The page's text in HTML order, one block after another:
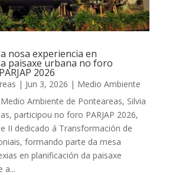
nosa experiencia en
paisaxe urbana no foro
2026
| Jun 3, 2026 | Medio Ambiente
Ambiente de Ponteareas, Silvia
participou no foro PARJAP 2026,
II dedicado á Transformación de
formando parte da mesa
en planificación da paisaxe
a...